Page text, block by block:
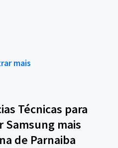
mais
Técnicas para
Samsung mais
de Parnaiba